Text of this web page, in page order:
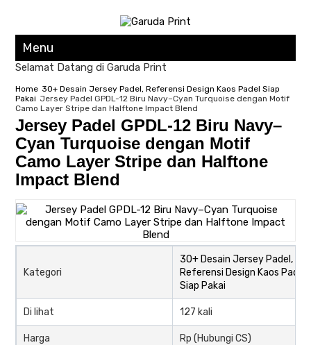
Menu
Selamat Datang di Garuda Print
Home 30+ Desain Jersey Padel, Referensi Design Kaos Padel Siap
Pakai Jersey Padel GPDL-12 Biru Navy–Cyan Turquoise dengan Motif
Camo Layer Stripe dan Halftone Impact Blend
Jersey Padel GPDL-12 Biru Navy–
Cyan Turquoise dengan Motif
Camo Layer Stripe dan Halftone
Impact Blend
Kategori
30+ Desain Jersey Padel,
Referensi Design Kaos Padel
Siap Pakai
Di lihat 127 kali
Harga Rp (Hubungi CS)